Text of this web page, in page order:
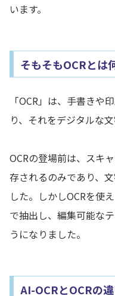
います。
そもそもOCRとは
「OCR」は、手書きや
り、それをデジタルな
OCRの登場前は、スキ
存されるのみであり、
した。しかしOCRを使
で抽出し、編集可能な
うになりました。
AI-OCRとOCRの